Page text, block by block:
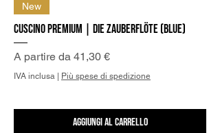
New
Cuscino Premium | Die Zauberflöte (Blue)
A partire da 41,30 €
Prezzo scontato
IVA inclusa Più spese di spedizione
Aggiungi al carrello